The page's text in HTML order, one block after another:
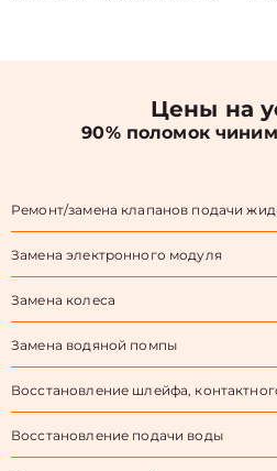
Цены на
90% поломок
Ремонт/замена клапанов подачи
Замена электронного модуля
Замена колеса
Замена водяной помпы
Восстановление шлейфа,
Восстановление подачи воды